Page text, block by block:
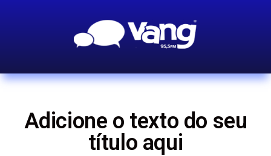
Adicione o texto do seu
título aqui